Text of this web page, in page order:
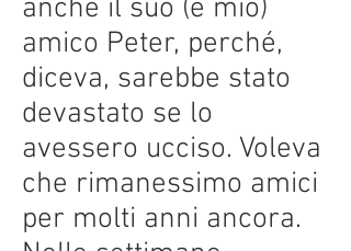
anche il suo (e mio)
amico Peter, perché,
diceva, sarebbe stato
devastato se lo
avessero ucciso. Voleva
che rimanessimo amici
per molti anni ancora.